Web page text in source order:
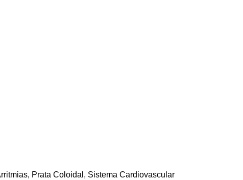
, Prata Coloidal , Sistema Cardiovascular